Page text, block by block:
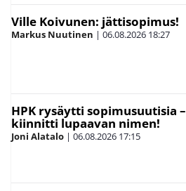
Ville Koivunen: jättisopimus!
Markus Nuutinen | 06.08.2026 18:27
HPK rysäytti sopimusuutisia –
kiinnitti lupaavan nimen!
Joni Alatalo | 06.08.2026 17:15